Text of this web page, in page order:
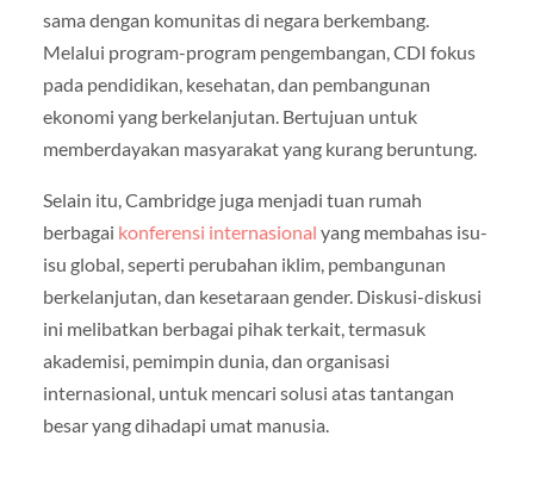
sama dengan komunitas di negara berkembang.
Melalui program-program pengembangan, CDI fokus
pada pendidikan, kesehatan, dan pembangunan
ekonomi yang berkelanjutan. Bertujuan untuk
memberdayakan masyarakat yang kurang beruntung.
Selain itu, Cambridge juga menjadi tuan rumah
berbagai konferensi internasional yang membahas isu-
isu global, seperti perubahan iklim, pembangunan
berkelanjutan, dan kesetaraan gender. Diskusi-diskusi
ini melibatkan berbagai pihak terkait, termasuk
akademisi, pemimpin dunia, dan organisasi
internasional, untuk mencari solusi atas tantangan
besar yang dihadapi umat manusia.